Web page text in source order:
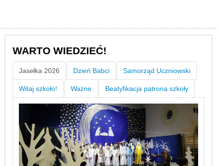
WARTO WIEDZIEĆ!
Jasełka 2026 Dzień Babci Samorząd Uczniowski
Witaj szkoło! Ważne Beatyfikacja patrona szkoły